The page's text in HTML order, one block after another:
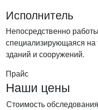
Исполнитель
Непосредственно
специализирующаяся на
зданий и сооружений.
Прайс
Наши цены
Стоимость обследования